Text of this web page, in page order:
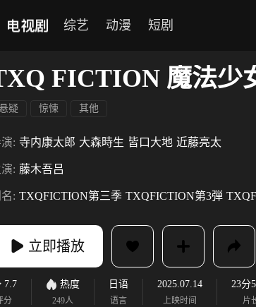
电视剧 综艺 动漫 短剧
FICTION 魔法少
悬疑 惊悚 其他
: 寺内康太郎 大森時生 皆口大地 近藤亮太
: 藤木吾吕
: TXQFICTION第三季 TXQFICTION第3弾
立即播放
7.7
分
热度
249人
日语
语言
2025.07.14
上映时间
23分
片